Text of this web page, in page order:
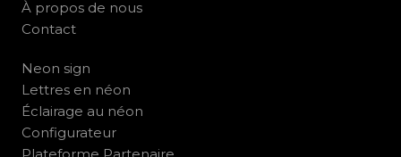
À propos de nous
Contact
Neon sign
Lettres en néon
Éclairage au néon
Configurateur